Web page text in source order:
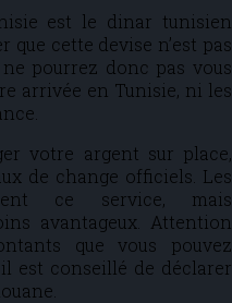
est le dinar tunisien
cette devise n’est pas
pourrez donc pas vous
arrivée en Tunisie, ni les
votre argent sur place,
de change officiels. Les
ce service, mais
avantageux. Attention
que vous pouvez
est conseillé de déclarer